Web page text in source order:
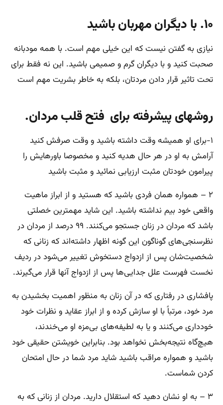
۱۰. با دیگران مهربان باشید
نیازی به گفتن نیست که این خیلی مهم است. با همه مودبانه
صحبت کنید و با دیگران گرم و صمیمی باشید. این نه فقط برای
تحت تاثیر قرار دادن مردتان، بلکه به خاطر بشریت مهم است
روشهای پیشرفته برای فتح قلب مردان.
۱-برای او همیشه وقت داشته باشید و وقت صرفش کنید
آرامش به او در هر حال هدیه کنید و مخصوصا باورهایش را
پیرامون خودتان مثبت ارزیابی نمائید و مثبت باشید
۲ – همواره همان فردی باشید که هستید و از ابراز ماهیت
واقعی خود بیم نداشته باشید. این شاید مهمترین خصلتی
باشد که مردان در زنان جستجو می‌کنند. ۹۹ درصد از مردان در
نظر‌سنجی‌های گوناگون این گونه اظهار داشته‌‌اند که زنانی که
شخصیت‌شان پس از ازدواج دستخوش تغییر می‌شود در ردیف
نخست فهرست علل جدایی‌ها پس از ازدواج آنها قرار می‌گیرند.
پافشاری در رفتاری که در آن زنان به منظور اهمیت بخشیدن به
مرد خود، مرتباً با او سازش کرده و از ابراز عقاید و نظرات خود
خودداری می‌کنند و یا به لطیفه‌های بی‌مزه او می‌خندند،
هیچ‌گاه نتیجه‌بخش نخواهد بود. بنابراین خویشتن حقیقی خود
باشید و همواره مراقب باشید شاید مرد شما در حال امتحان
کردن شماست.
۳ – به او نشان دهید که استقلال دارید. مردان از زنانی که به